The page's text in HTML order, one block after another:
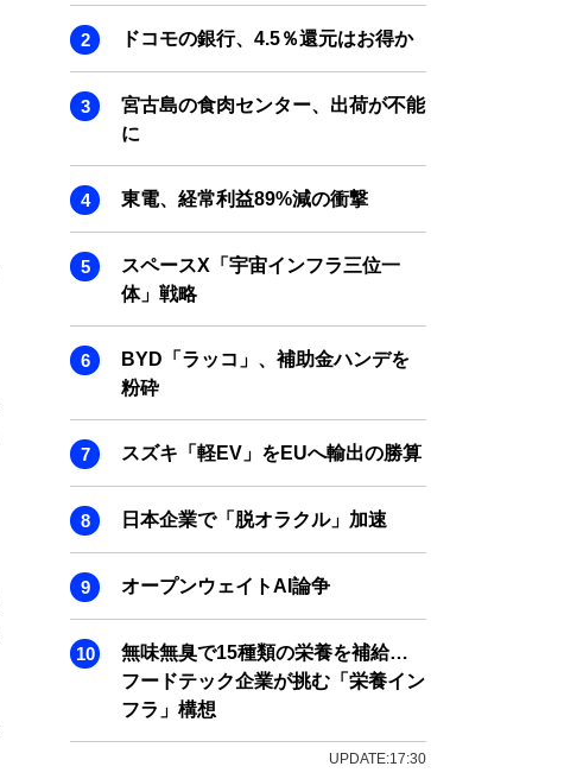
ドコモの銀行、4.5％還元はお得か
宮古島の食肉センター、出荷が不能
に
東電、経常利益89%減の衝撃
スペースX「宇宙インフラ三位一
体」戦略
BYD「ラッコ」、補助金ハンデを
粉砕
スズキ「軽EV」をEUへ輸出の勝算
日本企業で「脱オラクル」加速
オープンウェイトAI論争
無味無臭で15種類の栄養を補給…
フードテック企業が挑む「栄養イン
フラ」構想
UPDATE:17:30